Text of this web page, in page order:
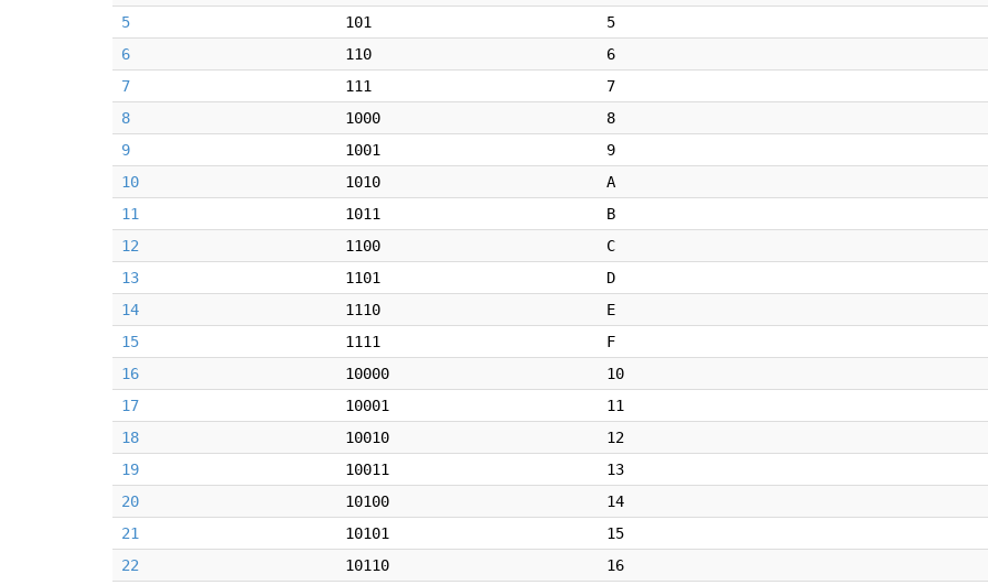
5
101
5
6
110
6
7
111
7
8
1000
8
9
1001
9
10
1010
A
11
1011
B
12
1100
C
13
1101
D
14
1110
E
15
1111
F
16
10000
10
17
10001
11
18
10010
12
19
10011
13
20
10100
14
21
10101
15
22
10110
16